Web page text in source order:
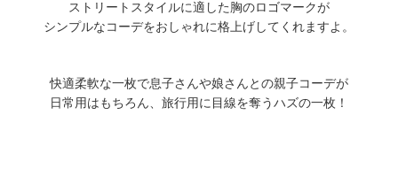
ストリートスタイルに適した胸のロゴマークが
シンプルなコーデをおしゃれに格上げしてくれますよ。
快適柔軟な一枚で息子さんや娘さんとの親子コーデが
日常用はもちろん、旅行用に目線を奪うハズの一枚！